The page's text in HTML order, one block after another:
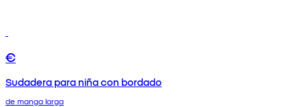
€
Sudadera para niña con bordado
de manga larga